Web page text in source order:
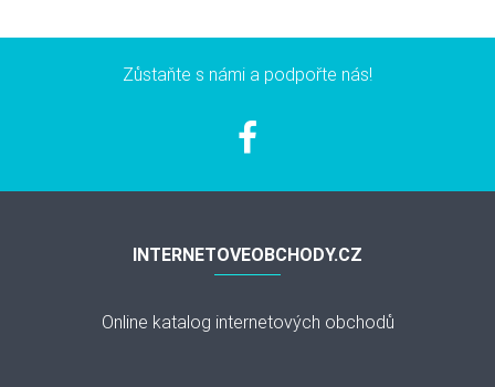
Zůstaňte s námi a podpořte nás!
INTERNETOVEOBCHODY.CZ
Online katalog internetových obchodů